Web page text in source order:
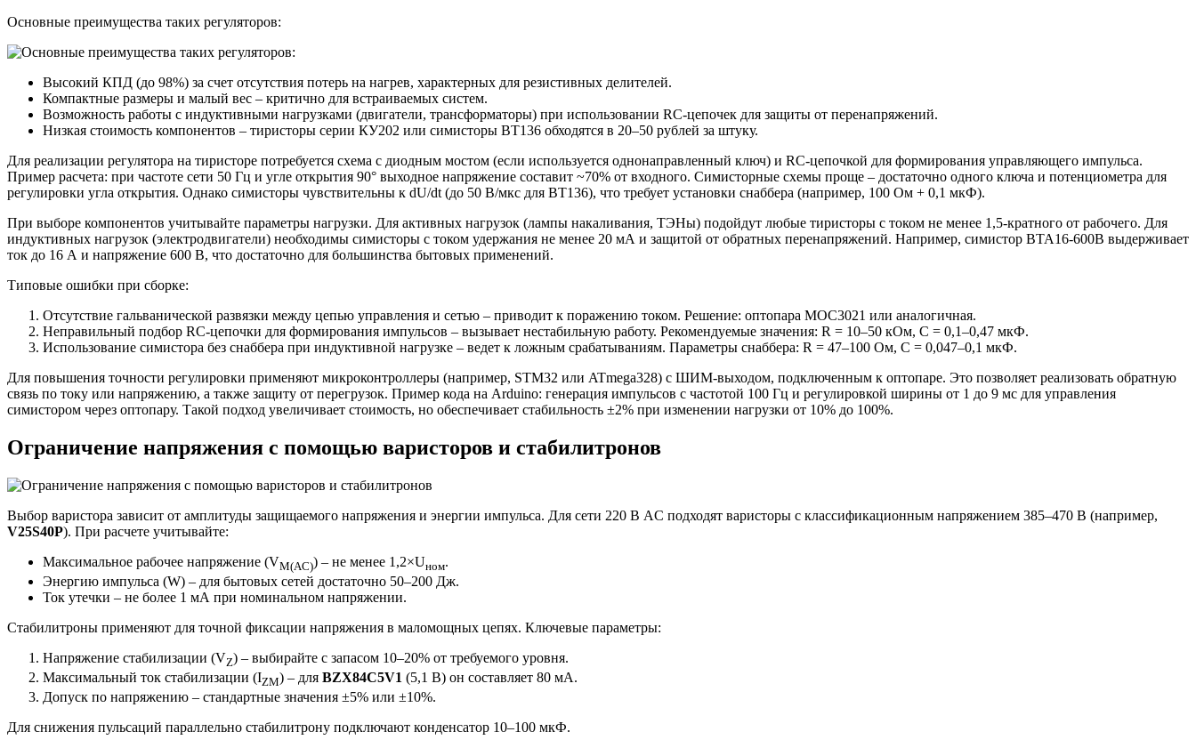
Основные преимущества таких регуляторов:
Высокий КПД (до 98%) за счет отсутствия потерь на нагрев, характерных для резистивных делителей.
Компактные размеры и малый вес – критично для встраиваемых систем.
Возможность работы с индуктивными нагрузками (двигатели, трансформаторы) при использовании RC-цепочек для защиты от перенапряжений.
Низкая стоимость компонентов – тиристоры серии КУ202 или симисторы BT136 обходятся в 20–50 рублей за штуку.
Для реализации регулятора на тиристоре потребуется схема с диодным мостом (если используется однонаправленный ключ) и RC-цепочкой для формирования управляющего импульса.
Пример расчета: при частоте сети 50 Гц и угле открытия 90° выходное напряжение составит ~70% от входного. Симисторные схемы проще – достаточно одного ключа и потенциометра для
регулировки угла открытия. Однако симисторы чувствительны к dU/dt (до 50 В/мкс для BT136), что требует установки снаббера (например, 100 Ом + 0,1 мкФ).
При выборе компонентов учитывайте параметры нагрузки. Для активных нагрузок (лампы накаливания, ТЭНы) подойдут любые тиристоры с током не менее 1,5-кратного от рабочего. Для
индуктивных нагрузок (электродвигатели) необходимы симисторы с током удержания не менее 20 мА и защитой от обратных перенапряжений. Например, симистор BTA16-600B выдерживает
ток до 16 А и напряжение 600 В, что достаточно для большинства бытовых применений.
Типовые ошибки при сборке:
Отсутствие гальванической развязки между цепью управления и сетью – приводит к поражению током. Решение: оптопара MOC3021 или аналогичная.
Неправильный подбор RC-цепочки для формирования импульсов – вызывает нестабильную работу. Рекомендуемые значения: R = 10–50 кОм, C = 0,1–0,47 мкФ.
Использование симистора без снаббера при индуктивной нагрузке – ведет к ложным срабатываниям. Параметры снаббера: R = 47–100 Ом, C = 0,047–0,1 мкФ.
Для повышения точности регулировки применяют микроконтроллеры (например, STM32 или ATmega328) с ШИМ-выходом, подключенным к оптопаре. Это позволяет реализовать обратную
связь по току или напряжению, а также защиту от перегрузок. Пример кода на Arduino: генерация импульсов с частотой 100 Гц и регулировкой ширины от 1 до 9 мс для управления
симистором через оптопару. Такой подход увеличивает стоимость, но обеспечивает стабильность ±2% при изменении нагрузки от 10% до 100%.
Ограничение напряжения с помощью варисторов и стабилитронов
Выбор варистора зависит от амплитуды защищаемого напряжения и энергии импульса. Для сети 220 В AC подходят варисторы с классификационным напряжением 385–470 В (например,
V25S40P). При расчете учитывайте:
Максимальное рабочее напряжение (VM(AC)) – не менее 1,2×Uном.
Энергию импульса (W) – для бытовых сетей достаточно 50–200 Дж.
Ток утечки – не более 1 мА при номинальном напряжении.
Стабилитроны применяют для точной фиксации напряжения в маломощных цепях. Ключевые параметры:
Напряжение стабилизации (VZ) – выбирайте с запасом 10–20% от требуемого уровня.
Максимальный ток стабилизации (IZM) – для BZX84C5V1 (5,1 В) он составляет 80 мА.
Допуск по напряжению – стандартные значения ±5% или ±10%.
Для снижения пульсаций параллельно стабилитрону подключают конденсатор 10–100 мкФ.